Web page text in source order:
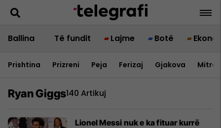
Ballina Të fundit Lajme Botë
Prishtina Prizreni Peja Ferizaj Gjakova
Ryan Giggs140 Artikuj
Lionel Messi nuk e ka fituar kurrë